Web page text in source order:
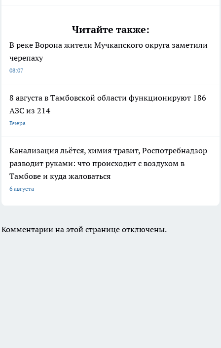
Читайте также:
В реке Ворона жители Мучкапского округа заметили
черепаху
08:07
8 августа в Тамбовской области функционируют 186
АЗС из 214
Вчера
Канализация льётся, химия травит, Роспотребнадзор
разводит руками: что происходит с воздухом в
Тамбове и куда жаловаться
6 августа
Комментарии на этой странице отключены.